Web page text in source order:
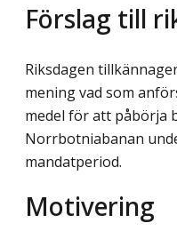
Förslag till
Riksdagen
mening vad som
medel för att påbörja
Norrbotniabanan
mandatperiod.
Motivering